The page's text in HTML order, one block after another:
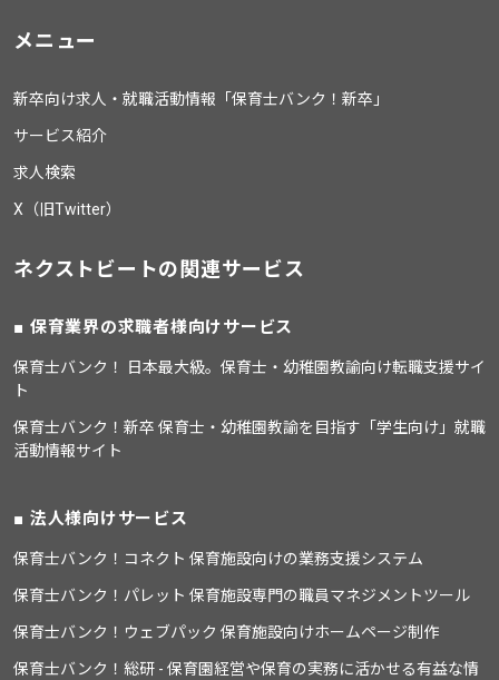
メニュー
新卒向け求人・就職活動情報「保育士バンク！新卒」
サービス紹介
求人検索
X（旧Twitter）
ネクストビートの関連サービス
保育業界の求職者様向けサービス
保育士バンク！ 日本最大級。保育士・幼稚園教諭向け転職支援サイ
ト
保育士バンク！新卒 保育士・幼稚園教諭を目指す「学生向け」就職
活動情報サイト
法人様向けサービス
保育士バンク！コネクト 保育施設向けの業務支援システム
保育士バンク！パレット 保育施設専門の職員マネジメントツール
保育士バンク！ウェブパック 保育施設向けホームページ制作
保育士バンク！総研 - 保育園経営や保育の実務に活かせる有益な情